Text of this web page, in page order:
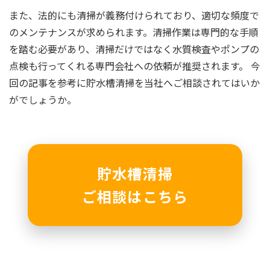
また、法的にも清掃が義務付けられており、適切な頻度で
のメンテナンスが求められます。清掃作業は専門的な手順
を踏む必要があり、清掃だけではなく水質検査やポンプの
点検も行ってくれる専門会社への依頼が推奨されます。 今
回の記事を参考に貯水槽清掃を当社へご相談されてはいか
がでしょうか。
貯水槽清掃
ご相談はこちら